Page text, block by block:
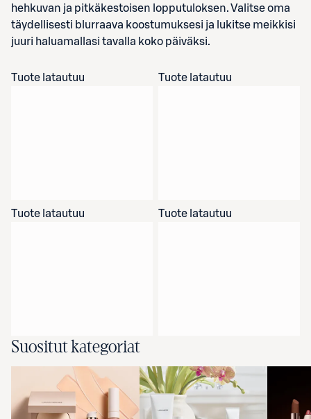
hehkuvan ja pitkäkestoisen lopputuloksen. Valitse oma
täydellisesti blurraava koostumuksesi ja lukitse meikkisi
juuri haluamallasi tavalla koko päiväksi.
Tuote latautuu Tuote latautuu
Tuote latautuu Tuote latautuu
Suositut kategoriat